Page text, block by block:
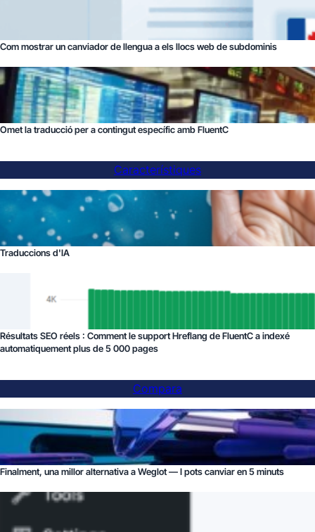
Com mostrar un canviador de llengua a els llocs web de subdominis
Omet la traducció per a contingut específic amb FluentC
Característiques
Traduccions d'IA
Résultats SEO réels : Comment le support Hreflang de FluentC a indexé
automatiquement plus de 5 000 pages
Compara
Finalment, una millor alternativa a Weglot — I pots canviar en 5 minuts